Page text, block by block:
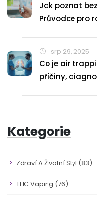
Jak poznat
Průvodce pro
srp 29, 2025
Co je air
příčiny,
Kategorie
Zdraví A Životní Styl (83)
THC Vaping (76)